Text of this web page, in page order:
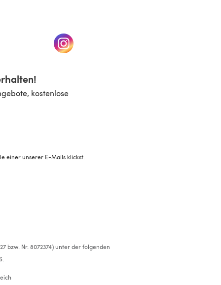
neuen Tab)(öffnet sich in einem neuen Tab)
kostenlose
einer unserer E-Mails klickst.
bzw. Nr. 8072374) unter der folgenden